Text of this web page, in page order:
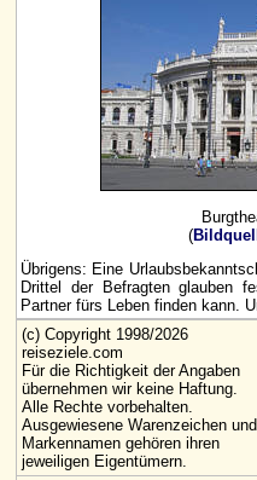
(
Übrigens: Eine
Drittel der Befragten glauben
Partner fürs Leben finden kann.
(c) Copyright 1998/2026
reiseziele.com
Für die Richtigkeit der Angaben
übernehmen wir keine Haftung.
Alle Rechte vorbehalten.
Ausgewiesene Warenzeichen und
Markennamen gehören ihren
jeweiligen Eigentümern.